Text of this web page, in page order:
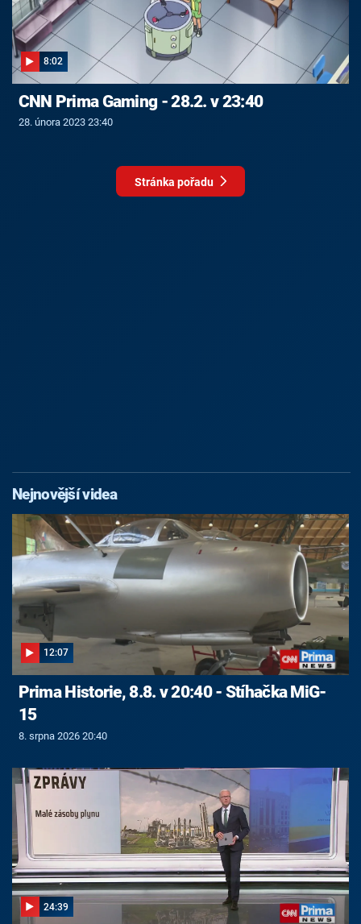
8:02
CNN Prima Gaming - 28.2. v 23:40
28. února 2023 23:40
Stránka pořadu
Nejnovější videa
12:07
Prima Historie, 8.8. v 20:40 - Stíhačka MiG-
15
8. srpna 2026 20:40
24:39